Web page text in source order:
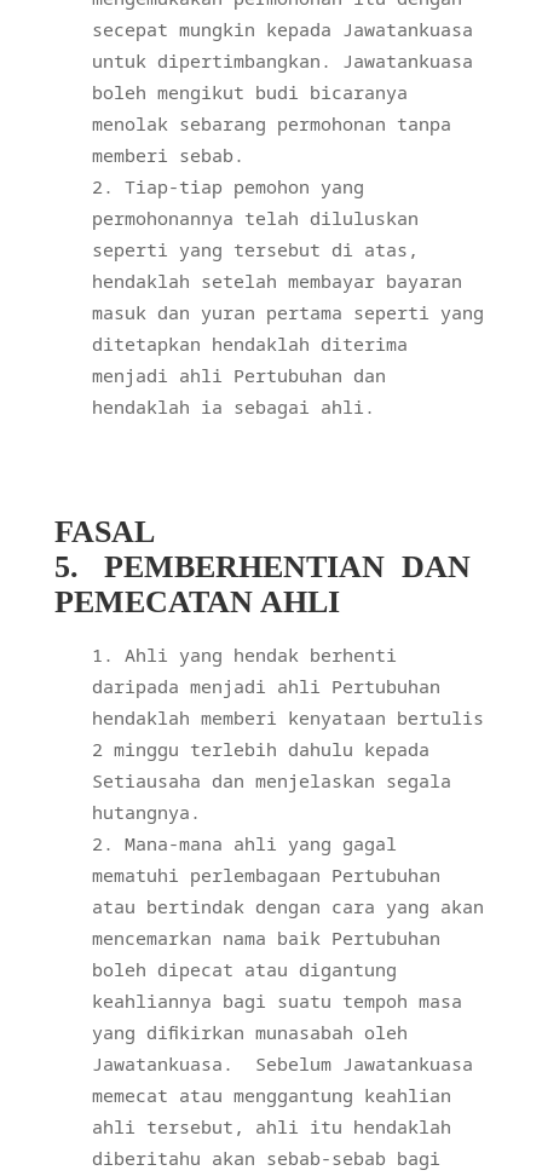
secepat mungkin kepada Jawatankuasa
untuk dipertimbangkan. Jawatankuasa
boleh mengikut budi bicaranya
menolak sebarang permohonan tanpa
memberi sebab.
Tiap-tiap pemohon yang
permohonannya telah diluluskan
seperti yang tersebut di atas,
hendaklah setelah membayar bayaran
masuk dan yuran pertama seperti yang
ditetapkan hendaklah diterima
menjadi ahli Pertubuhan dan
hendaklah ia sebagai ahli.
FASAL
5.
PEMBERHENTIAN DAN
PEMECATAN AHLI
Ahli yang hendak berhenti
daripada menjadi ahli Pertubuhan
hendaklah memberi kenyataan bertulis
2 minggu terlebih dahulu kepada
Setiausaha dan menjelaskan segala
hutangnya.
Mana-mana ahli yang gagal
mematuhi perlembagaan Pertubuhan
atau bertindak dengan cara yang akan
mencemarkan nama baik Pertubuhan
boleh dipecat atau digantung
keahliannya bagi suatu tempoh masa
yang difikirkan munasabah oleh
Jawatankuasa.
Sebelum Jawatankuasa
memecat atau menggantung keahlian
ahli tersebut, ahli itu hendaklah
diberitahu akan sebab-sebab bagi